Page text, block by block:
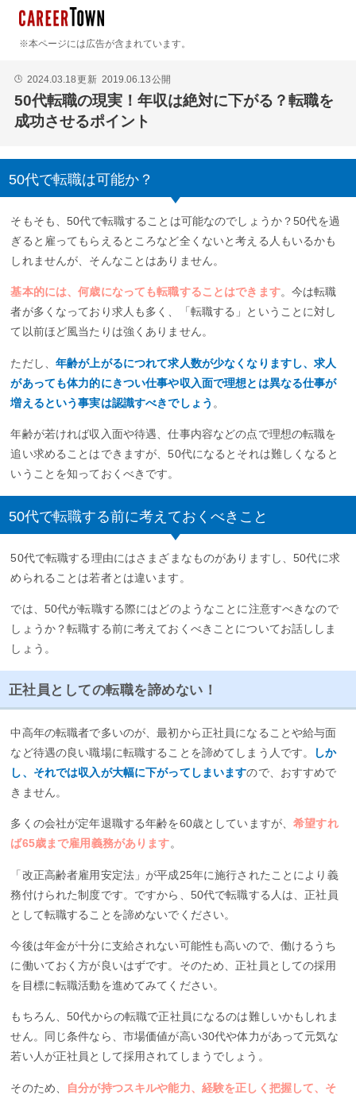
※本ページには広告が含まれています。
🕒 2024.03.18更新 2019.06.13公開
50代転職の現実！年収は絶対に下がる？転職を
成功させるポイント
50代で転職は可能か？
そもそも、50代で転職することは可能なのでしょうか？50代を過
ぎると雇ってもらえるところなど全くないと考える人もいるかも
しれませんが、そんなことはありません。
基本的には、何歳になっても転職することはできます。今は転職
者が多くなっており求人も多く、「転職する」ということに対し
て以前ほど風当たりは強くありません。
ただし、年齢が上がるにつれて求人数が少なくなりますし、求人
があっても体力的にきつい仕事や収入面で理想とは異なる仕事が
増えるという事実は認識すべきでしょう 。
年齢が若ければ収入面や待遇、仕事内容などの点で理想の転職を
追い求めることはできますが、50代になるとそれは難しくなると
いうことを知っておくべきです。
50代で転職する前に考えておくべきこと
50代で転職する理由にはさまざまなものがありますし、50代に求
められることは若者とは違います。
では、50代が転職する際にはどのようなことに注意すべきなので
しょうか？転職する前に考えておくべきことについてお話ししま
しょう。
正社員としての転職を諦めない！
中高年の転職者で多いのが、最初から正社員になることや給与面
など待遇の良い職場に転職することを諦めてしまう人です。
しか
し、それでは収入が大幅に下がってしまいますので、おすすめで
きません。
多くの会社が定年退職する年齢を60歳としていますが、希望すれ
ば65歳まで雇用義務があります。
「改正高齢者雇用安定法」が平成25年に施行されたことにより義
務付けられた制度です。ですから、50代で転職する人は、正社員
として転職することを諦めないでください。
今後は年金が十分に支給されない可能性も高いので、働けるうち
に働いておく方が良いはずです。そのため、正社員としての採用
を目標に転職活動を進めてみてください。
もちろん、50代からの転職で正社員になるのは難しいかもしれま
せん。同じ条件なら、市場価値が高い30代や体力があって元気な
若い人が正社員として採用されてしまうでしょう。
そのため、
自分が持つスキルや能力、経験を正しく把握して、そ